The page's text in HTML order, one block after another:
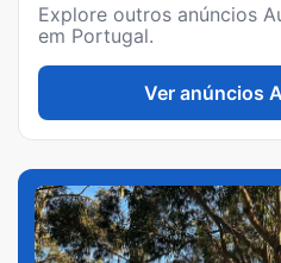
Explore outros anúncios
em Portugal.
Ver anúncios